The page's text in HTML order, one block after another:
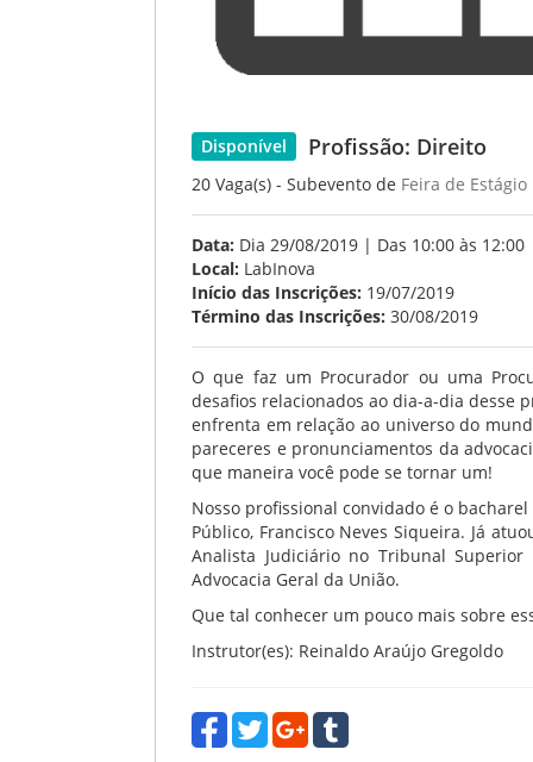
Disponível Profissão: Direito
20 Vaga(s) - Subevento de Feira de Estágio
Data: Dia 29/08/2019 | Das 10:00 às 12:00
Local: LabInova
Início das Inscrições: 19/07/2019
Término das Inscrições: 30/08/2019
O que faz um Procurador ou uma
desafios relacionados ao dia-a-dia desse
enfrenta em relação ao universo do
pareceres e pronunciamentos da
que maneira você pode se tornar um!
Nosso profissional convidado é o
Público, Francisco Neves Siqueira. Já
Analista Judiciário no Tribunal
Advocacia Geral da União.
Que tal conhecer um pouco mais sobre
Instrutor(es): Reinaldo Araújo Gregoldo